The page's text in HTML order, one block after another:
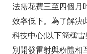
法需花費三至四個月
效率低下。為了解決
科技中心(以下簡稱
別開發雷射與粉體相